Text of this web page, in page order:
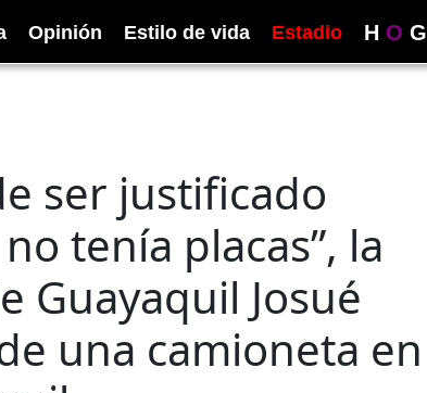
Opinión Estilo de vida Estadio H O G
ser justificado
tenía placas”, la
Guayaquil Josué
una camioneta en